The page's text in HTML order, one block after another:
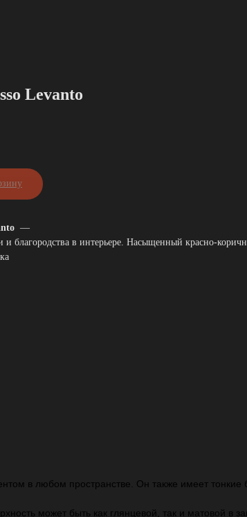
Levanto
—
и благородства в интерьере. Насыщенный
в любом пространстве. Он также имеет тонкие
может быть как глянцевой, так и матовой в